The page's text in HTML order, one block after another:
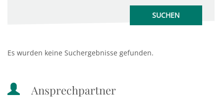
Es wurden keine Suchergebnisse gefunden.
Ansprechpartner